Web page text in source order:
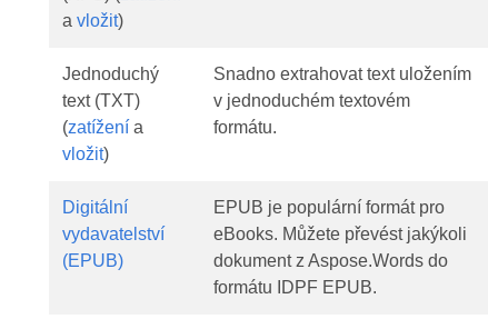
a vložit)
Jednoduchý
text (TXT)
(zatíženía
vložit)
Snadno extrahovat text uložením
v jednoduchém textovém
formátu.
Digitální
vydavatelství
(EPUB)
EPUB je populární formát pro
eBooks. Můžete převést jakýkoli
dokument z Aspose.Words do
formátu IDPF EPUB.